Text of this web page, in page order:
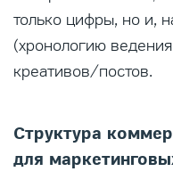
только цифры, но и,
(хронологию
креативов/постов.
Структура
для